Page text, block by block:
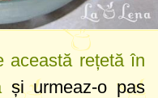
această rețetă în
și urmeaz-o pas